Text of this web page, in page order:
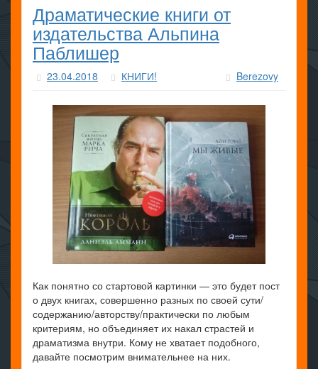
Драматические книги от
издательства Альпина
Паблишер
23.04.2018 КНИГИ! Berezovy
Как понятно со стартовой картинки — это будет пост
о двух книгах, совершенно разных по своей сути/
содержанию/авторству/практически по любым
критериям, но объединяет их накал страстей и
драматизма внутри. Кому не хватает подобного,
давайте посмотрим внимательнее на них.